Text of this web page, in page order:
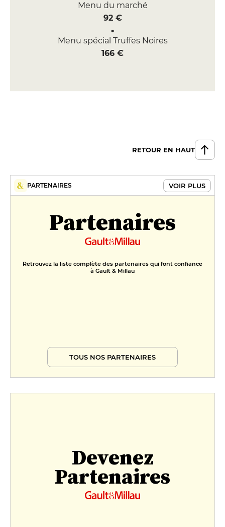
Menu du marché
92 €
Menu spécial Truffes Noires
166 €
RETOUR EN HAUT
PARTENAIRES VOIR PLUS
Partenaires
Retrouvez la liste complète des partenaires qui font confiance
à Gault & Millau
TOUS NOS PARTENAIRES
Devenez
Partenaires